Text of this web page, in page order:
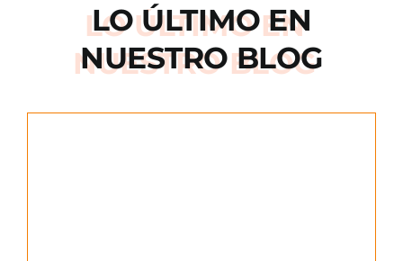
LO ÚLTIMO EN
NUESTRO BLOG